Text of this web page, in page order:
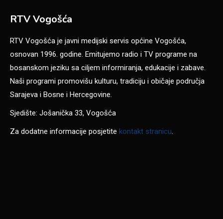
RTV Vogošća
RTV Vogošća je javni medijski servis općine Vogošća,
osnovan 1996. godine. Emitujemo radio i TV programe na
bosanskom jeziku sa ciljem informiranja, edukacije i zabave.
Naši programi promovišu kulturu, tradiciju i običaje područja
Sarajeva i Bosne i Hercegovine.
Sjedište: Jošanička 33, Vogošća
Za dodatne informacije posjetite kontakt stranicu